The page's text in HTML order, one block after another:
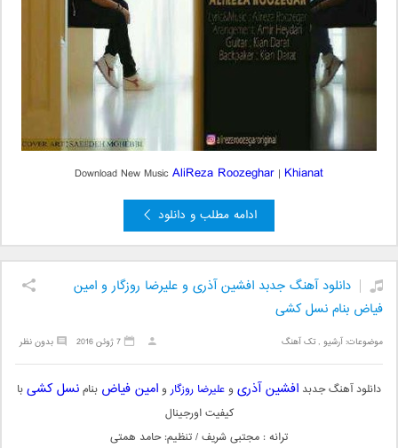
Download New MusicAliReza Roozeghar | Khianat
ادامه مطلب و دانلود
دانلود آهنگ جدبد افشین آذری و علیرضا روزگار و امین
فیاض بنام نسل کشی
موضوعات:آرشیو ,تک آهنگ بدون نظر 7 ژوئن 2016
دانلود آهنگ جدبد افشین آذری وعلیرضا روزگاروامین فیاض بنامنسل کشیبا
کیفیت اورجینال
ترانه : مجتبی شریف / تنظیم: حامد همتی